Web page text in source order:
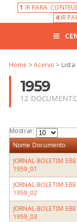
1 IR PARA:
4 IR
Home >Acervo >
1959
12
Mostrar:
Nome Documento
JORNAL-BOLETIM
1959_01
JORNAL-BOLETIM
1959_02
JORNAL-BOLETIM
1959_03